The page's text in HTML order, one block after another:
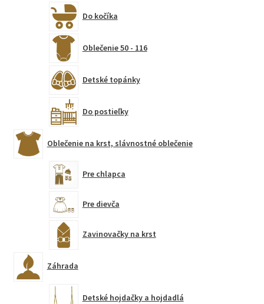
Do kočíka
Oblečenie 50 - 116
Detské topánky
Do postieľky
Oblečenie na krst, slávnostné oblečenie
Pre chlapca
Pre dievča
Zavinovačky na krst
Záhrada
Detské hojdačky a hojdadlá